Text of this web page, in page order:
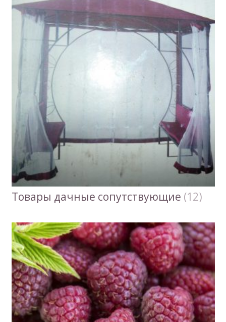
Товары дачные сопутствующие (12)